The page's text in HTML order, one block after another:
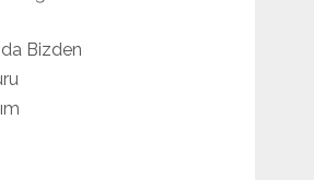
Bizden